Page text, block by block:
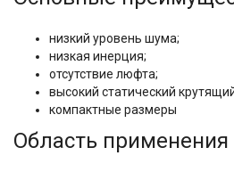
низкий уровень шума;
низкая инерция;
отсутствие люфта;
высокий статический
компактные размеры
Область применения